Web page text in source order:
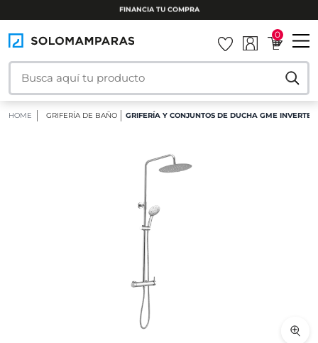
INSTALAMOS TU MAMPARA
0
HOME GRIFERÍA DE BAÑO GRIFERÍA Y CONJUNTOS DE DUCHA GME INVERTER